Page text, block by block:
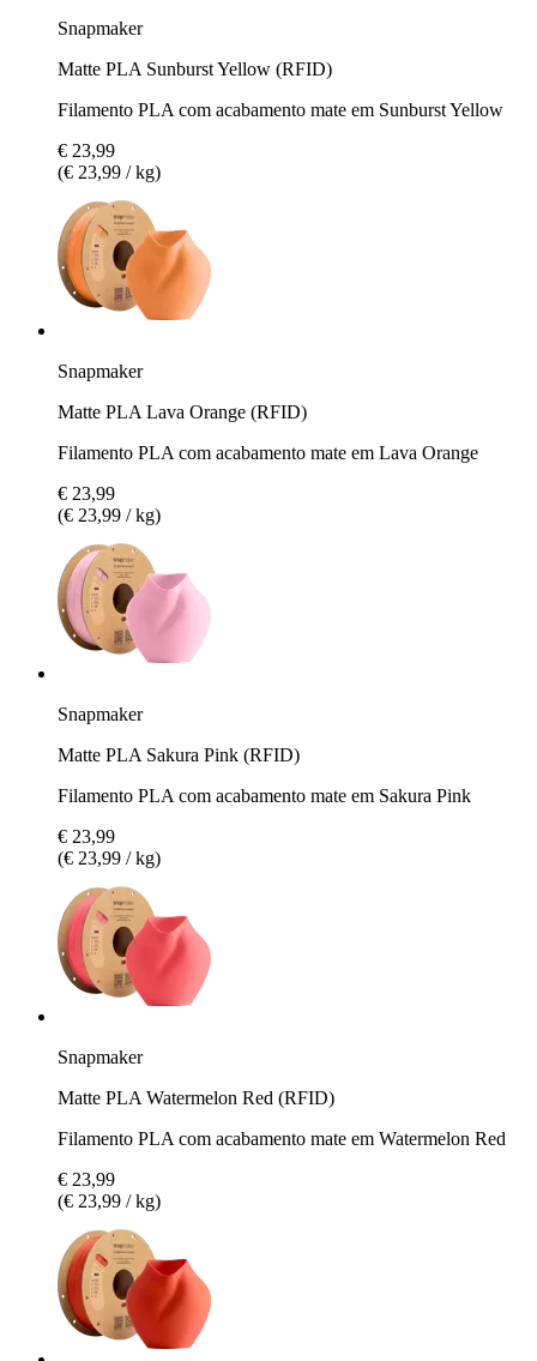
Snapmaker
Matte PLA Sunburst Yellow (RFID)
Filamento PLA com acabamento mate em Sunburst Yellow
€ 23,99
(€ 23,99 / kg)
Snapmaker
Matte PLA Lava Orange (RFID)
Filamento PLA com acabamento mate em Lava Orange
€ 23,99
(€ 23,99 / kg)
Snapmaker
Matte PLA Sakura Pink (RFID)
Filamento PLA com acabamento mate em Sakura Pink
€ 23,99
(€ 23,99 / kg)
Snapmaker
Matte PLA Watermelon Red (RFID)
Filamento PLA com acabamento mate em Watermelon Red
€ 23,99
(€ 23,99 / kg)